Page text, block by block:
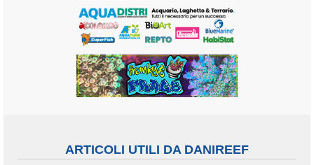
ARTICOLI UTILI DA DANIREEF